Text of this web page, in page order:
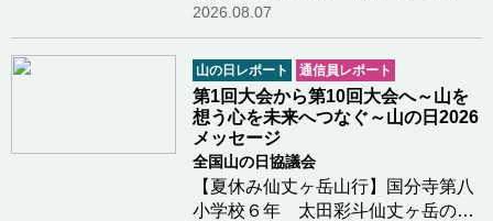
らのレポートです令和8年度日本山
岳会栃木支部公益事業(山の日関連事
業)の報告１ 事業名 第１４回親
子登山教室 （栃木県
山岳・スポーツ…つづきを読む
2026.08.07
山の日レポート 通信員レポート
第1回大会から第10回大会へ～山を
想う心を未来へつなぐ～山の日2026
メッセージ
全国山の日協議会
【夏休み仙丈ヶ岳山行】国分寺第八
小学校６年 太田彩斗仙丈ヶ岳の山